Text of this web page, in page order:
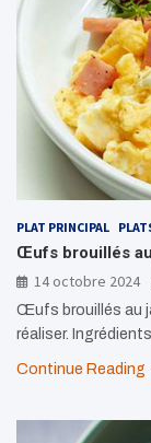
PLAT PRINCIPAL
Œufs brouillés
14 octobre 2024
Œufs brouillés au
réaliser. Ingrédients
Continue Reading